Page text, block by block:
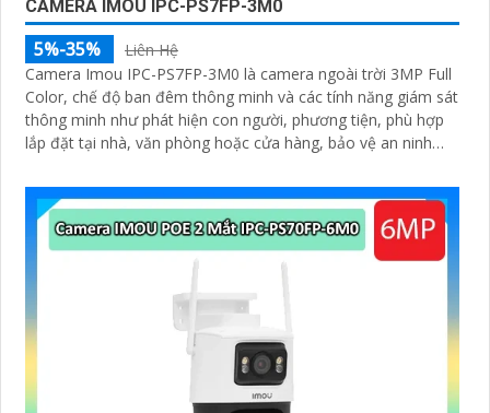
CAMERA IMOU IPC-PS7FP-3M0
5%-35%
Liên Hệ
Camera Imou IPC-PS7FP-3M0 là camera ngoài trời 3MP Full
Color, chế độ ban đêm thông minh và các tính năng giám sát
thông minh như phát hiện con người, phương tiện, phù hợp
lắp đặt tại nhà, văn phòng hoặc cửa hàng, bảo vệ an ninh